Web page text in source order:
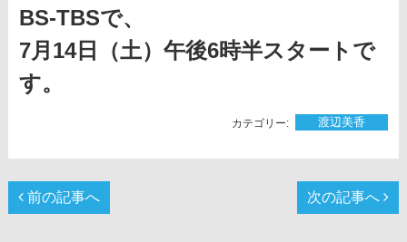
BS-TBSで、
7月14日（土）午後6時半スタートで
す。
渡辺美香
前の記事へ 次の記事へ